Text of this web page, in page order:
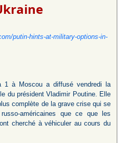
putin-hints-at-military-options-in-
1 à Moscou a diffusé vendredi la
du président Vladimir Poutine. Elle
complète de la grave crise qui se
américaines que ce que les
cherché à véhiculer au cours du